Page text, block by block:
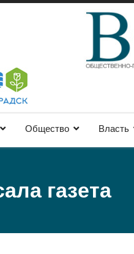
Общество Власть
газета